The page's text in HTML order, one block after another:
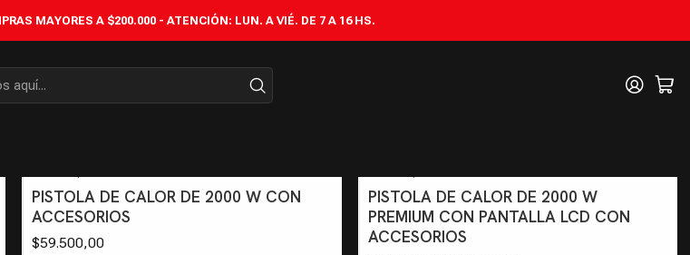
MAYORES A $200.000 - ATENCIÓN: LUN. A VIÉ. DE 7 A 16 HS.
ELÉCTRICAS PISTOLAS DE CALOR
DE CALOR
PISTOLA DE CALOR DE 2000 W CON
ACCESORIOS
$59.500,00
-14% OFF
PISTOLA DE CALOR DE 2000 W
PREMIUM CON PANTALLA LCD CON
ACCESORIOS